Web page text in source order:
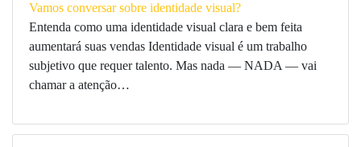
Vamos conversar sobre identidade visual?
Entenda como uma identidade visual clara e bem feita
aumentará suas vendas Identidade visual é um trabalho
subjetivo que requer talento. Mas nada — NADA — vai
chamar a atenção…